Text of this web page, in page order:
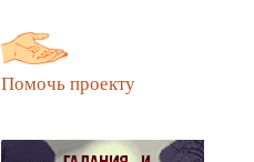
Помочь проекту